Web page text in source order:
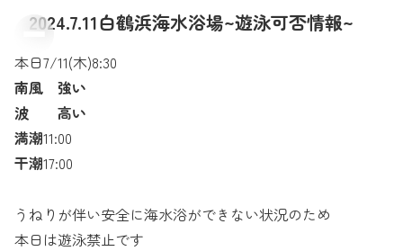
2024.7.11白鶴浜海水浴場~遊泳可否情報~
本日7/11(木)8:30
南風 強い
波 高い
満潮11:00
干潮17:00
うねりが伴い安全に海水浴ができない状況のため
本日は遊泳禁止です